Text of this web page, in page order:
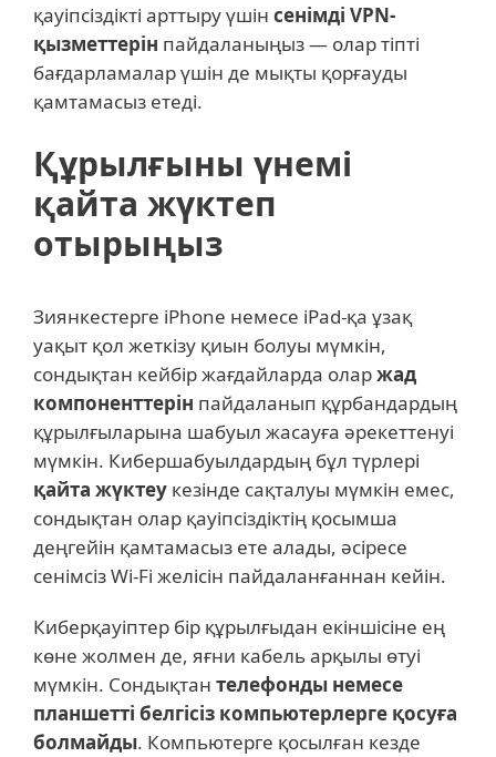
қауіпсіздікті арттыру үшін сенімді VPN-
қызметтерін пайдаланыңыз — олар тіпті
бағдарламалар үшін де мықты қорғауды
қамтамасыз етеді.
Құрылғыны үнемі
қайта жүктеп
отырыңыз
Зиянкестерге iPhone немесе iPad-қа ұзақ
уақыт қол жеткізу қиын болуы мүмкін,
сондықтан кейбір жағдайларда оларжад
компоненттерін пайдаланып құрбандардың
құрылғыларына шабуыл жасауға әрекеттенуі
мүмкін. Кибершабуылдардың бұл түрлері
қайта жүктеу кезінде сақталуы мүмкін емес,
сондықтан олар қауіпсіздіктің қосымша
деңгейін қамтамасыз ете алады, әсіресе
сенімсіз Wi-Fi желісін пайдаланғаннан кейін.
Киберқауіптер бір құрылғыдан екіншісіне ең
көне жолмен де, яғни кабель арқылы өтуі
мүмкін. Сондықтан телефонды немесе
планшетті белгісіз компьютерлерге қосуға
болмайды. Компьютерге қосылған кезде